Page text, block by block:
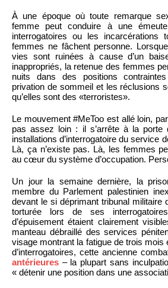
À une époque où toute remarque
femme peut conduire à une
interrogatoires ou les incarcérations
femmes ne fâchent personne.
vies sont ruinées à cause d’un
inappropriés, la retenue des femmes
nuits dans des positions
privation de sommeil et les réclusions
qu’elles sont des «terroristes».
Le mouvement #MeToo est allé loin,
pas assez loin : il s’arrête à la
installations d’interrogatoire du service
Là, ça n’existe pas. Là, les femmes
au cœur du système d’occupation.
Un jour la semaine dernière, la
membre du Parlement palestinien
devant le si déprimant tribunal militaire
torturée lors de ses
d’épuisement étaient clairement
manteau débraillé des services
visage montrant la fatigue de trois mois
d’interrogatoires, cette ancienne
antérieures – la plupart sans
« détenir une position dans une